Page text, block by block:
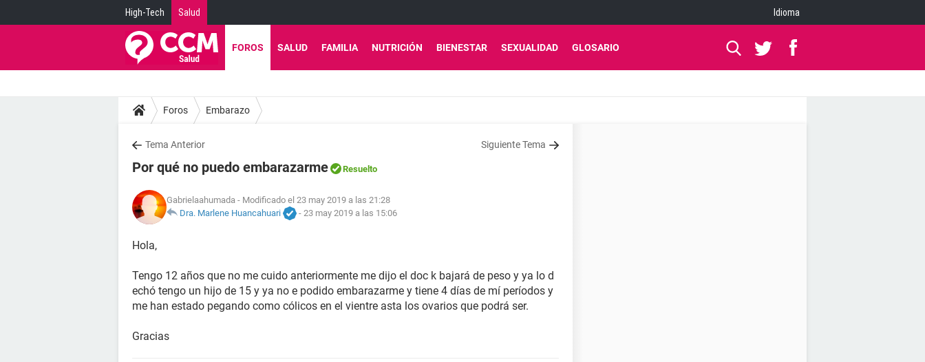
High-Tech Salud Idioma
FOROS SALUD FAMILIA NUTRICIÓN BIENESTAR SEXUALIDAD GLOSARIO
Foros Embarazo
Tema Anterior Siguiente Tema
Por qué no puedo embarazarme Resuelto
Gabrielaahumada - Modificado el 23 may 2019 a las 21:28
Dra. Marlene Huancahuari
- 23 may 2019 a las 15:06
Hola,
Tengo 12 años que no me cuido anteriormente me dijo el doc k bajará de peso y ya lo d
echó tengo un hijo de 15 y ya no e podido embarazarme y tiene 4 días de mí períodos y
me han estado pegando como cólicos en el vientre asta los ovarios que podrá ser.
Gracias